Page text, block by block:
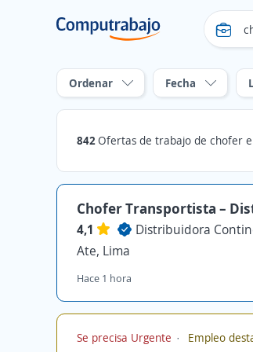
Ordenar Fecha
842Ofertas de trabajo de chofer
Chofer Transportista –
4,1
Distribuidora
Ate, Lima
Hace 1 hora
Se precisa Urgente Empleo